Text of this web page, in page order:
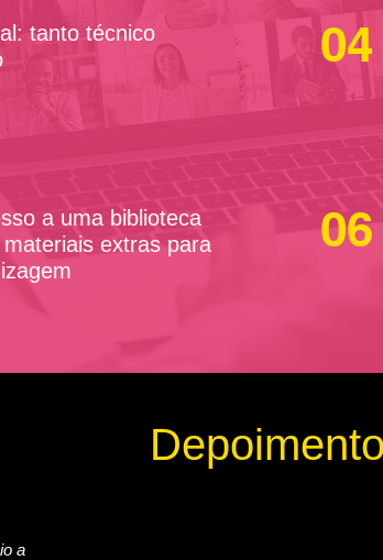
tanto técnico
a uma biblioteca
extras para
04
06
a